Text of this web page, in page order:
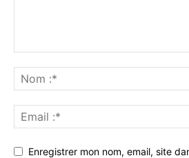
Enregistrer mon nom, email, site